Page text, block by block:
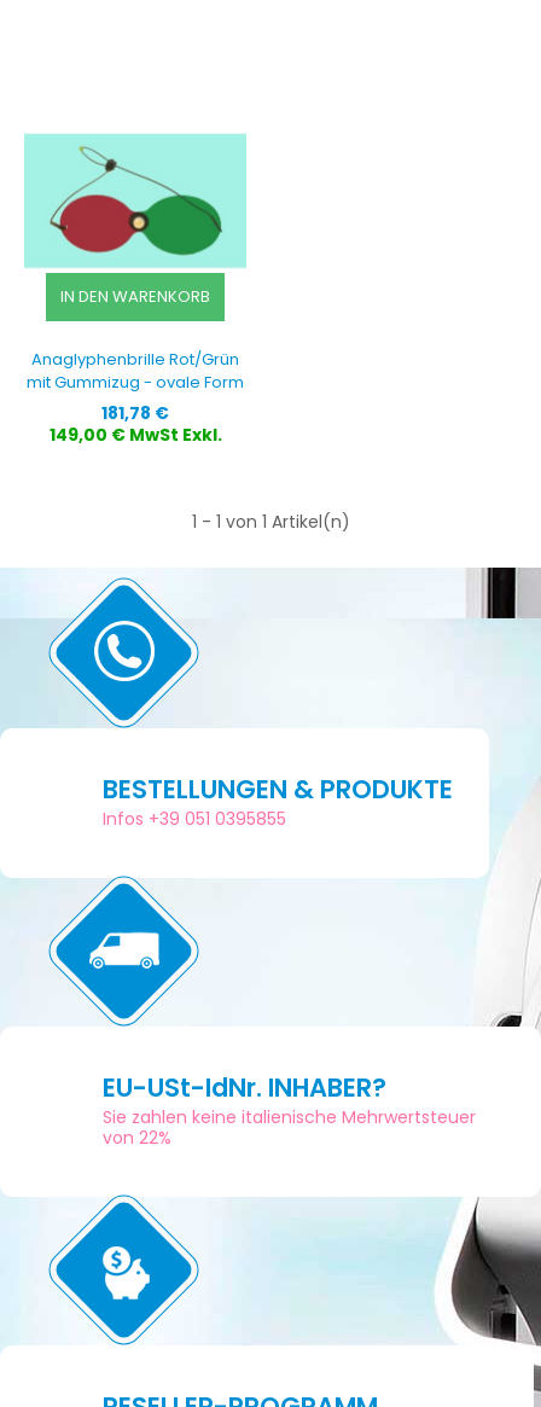
IN DEN WARENKORB
Anaglyphenbrille Rot/Grün
mit Gummizug - ovale Form
Preis
181,78 €
149,00 € MwSt Exkl.
1 - 1 von 1 Artikel(n)
BESTELLUNGEN & PRODUKTE
Infos +39 051 0395855
EU-USt-IdNr. INHABER?
Sie zahlen keine italienische Mehrwertsteuer
von 22%